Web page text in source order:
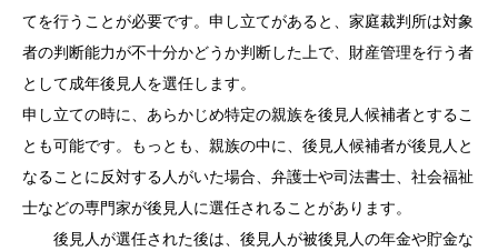
てを行うことが必要です。申し立てがあると、家庭裁判所は対象
者の判断能力が不十分かどうか判断した上で、財産管理を行う者
として成年後見人を選任します。
申し立ての時に、あらかじめ特定の親族を後見人候補者とするこ
とも可能です。もっとも、親族の中に、後見人候補者が後見人と
なることに反対する人がいた場合、弁護士や司法書士、社会福祉
士などの専門家が後見人に選任されることがあります。
後見人が選任された後は、後見人が被後見人の年金や貯金な